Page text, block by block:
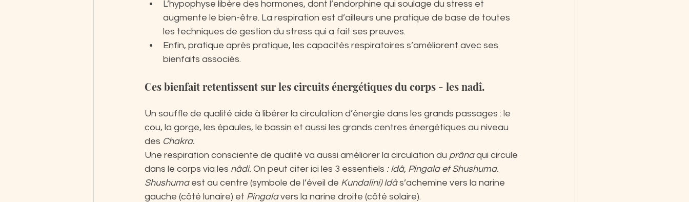
L’hypophyse libère des hormones, dont l’endorphine qui soulage du stress et
augmente le bien-être. La respiration est d’ailleurs une pratique de base de toutes
les techniques de gestion du stress qui a fait ses preuves.
Enfin, pratique après pratique, les capacités respiratoires s’améliorent avec ses
bienfaits associés.
Ces bienfait retentissent sur les circuits énergétiques du corps - les nadî.
Un souffle de qualité aide à libérer la circulation d’énergie dans les grands passages : le
cou, la gorge, les épaules, le bassin et aussi les grands centres énergétiques au niveau
des Chakra.
Une respiration consciente de qualité va aussi améliorer la circulation du prâna qui circule
dans le corps via les nâdi. On peut citer ici les 3 essentiels : Idâ, Pingala et Shushuma.
Shushuma est au centre (symbole de l’éveil de Kundalini) Idâ s’achemine vers la narine
gauche (côté lunaire) et Pingala vers la narine droite (côté solaire).